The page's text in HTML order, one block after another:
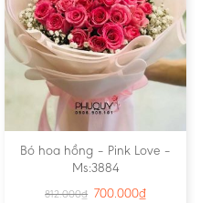
Bó hoa hồng – Pink Love –
Ms:3884
812.000₫ 700.000₫